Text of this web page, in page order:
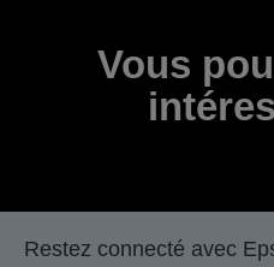
Vous
Restez connecté avec